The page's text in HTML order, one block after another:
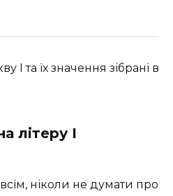
І та їх значення зібрані в
літеру І
ніколи не думати про